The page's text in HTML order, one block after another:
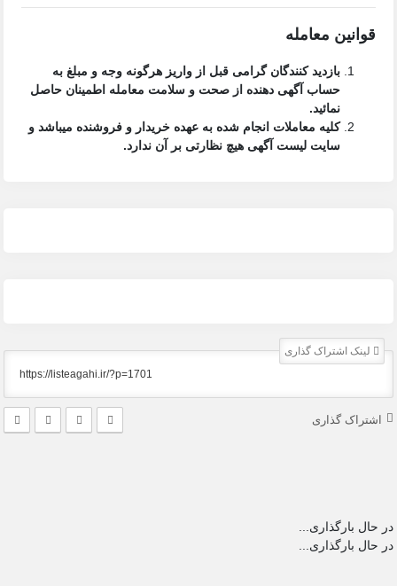
قوانین معامله
بازدید کنندگان گرامی قبل از واریز هرگونه وجه و مبلغ به
حساب آگهی دهنده از صحت و سلامت معامله اطمینان حاصل
نمائید.
کلیه معاملات انجام شده به عهده خریدار و فروشنده میباشد و
سایت لیست آگهی هیچ نظارتی بر آن ندارد.
لینک اشتراک گذاری
اشتراک گذاری
در حال بارگذاری...
در حال بارگذاری...